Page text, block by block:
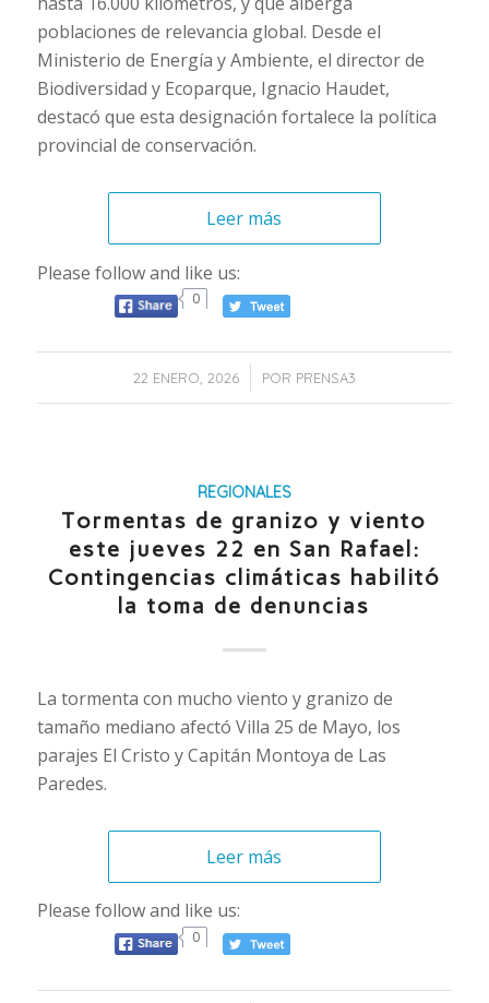
poblaciones de relevancia global. Desde el
Ministerio de Energía y Ambiente, el director de
Biodiversidad y Ecoparque, Ignacio Haudet,
destacó que esta designación fortalece la política
provincial de conservación.
Leer más
Please follow and like us:
0
22 ENERO, 2026
/ POR PRENSA3
REGIONALES
Tormentas de granizo y viento
este jueves 22 en San Rafael:
Contingencias climáticas habilitó
la toma de denuncias
La tormenta con mucho viento y granizo de
tamaño mediano afectó Villa 25 de Mayo, los
parajes El Cristo y Capitán Montoya de Las
Paredes.
Leer más
Please follow and like us:
0